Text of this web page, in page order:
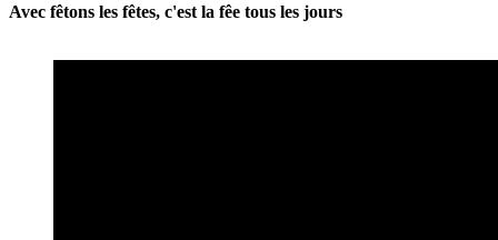
Avec fêtons les fêtes, c'est la fêe tous les jours